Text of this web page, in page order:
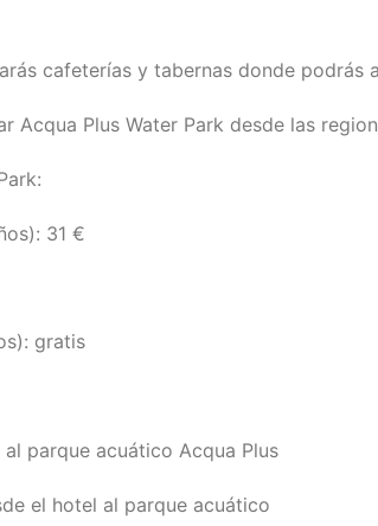
cafeterías y tabernas donde
Acqua Plus Water Park desde las
31 €
gratis
parque acuático Acqua Plus
el hotel al parque acuático